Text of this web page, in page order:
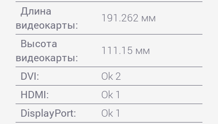
Длина
видеокарты:
191.262 мм
Высота
видеокарты:
111.15 мм
DVI:
Ok 2
HDMI:
Ok 1
DisplayPort:
Ok 1